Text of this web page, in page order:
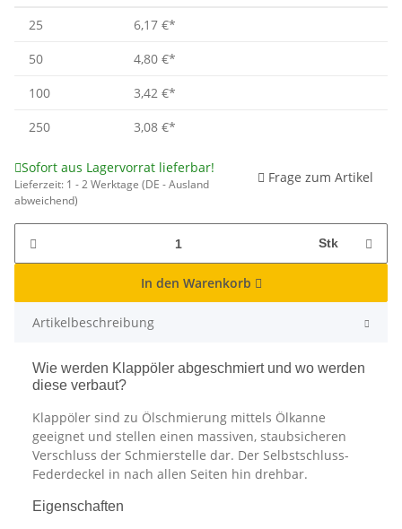
25 6,17 €*
50
4,80 €*
100
3,42 €*
250
3,08 €*
Sofort aus Lagervorrat lieferbar!
Lieferzeit: 1 - 2 Werktage (DE - Ausland
abweichend)
Frage zum Artikel
Stk
In den Warenkorb
Artikelbeschreibung
Wie werden Klappöler abgeschmiert und wo werden
diese verbaut?
Klappöler sind zu Ölschmierung mittels Ölkanne
geeignet und stellen einen massiven, staubsicheren
Verschluss der Schmierstelle dar. Der Selbstschluss-
Federdeckel in nach allen Seiten hin drehbar.
Eigenschaften